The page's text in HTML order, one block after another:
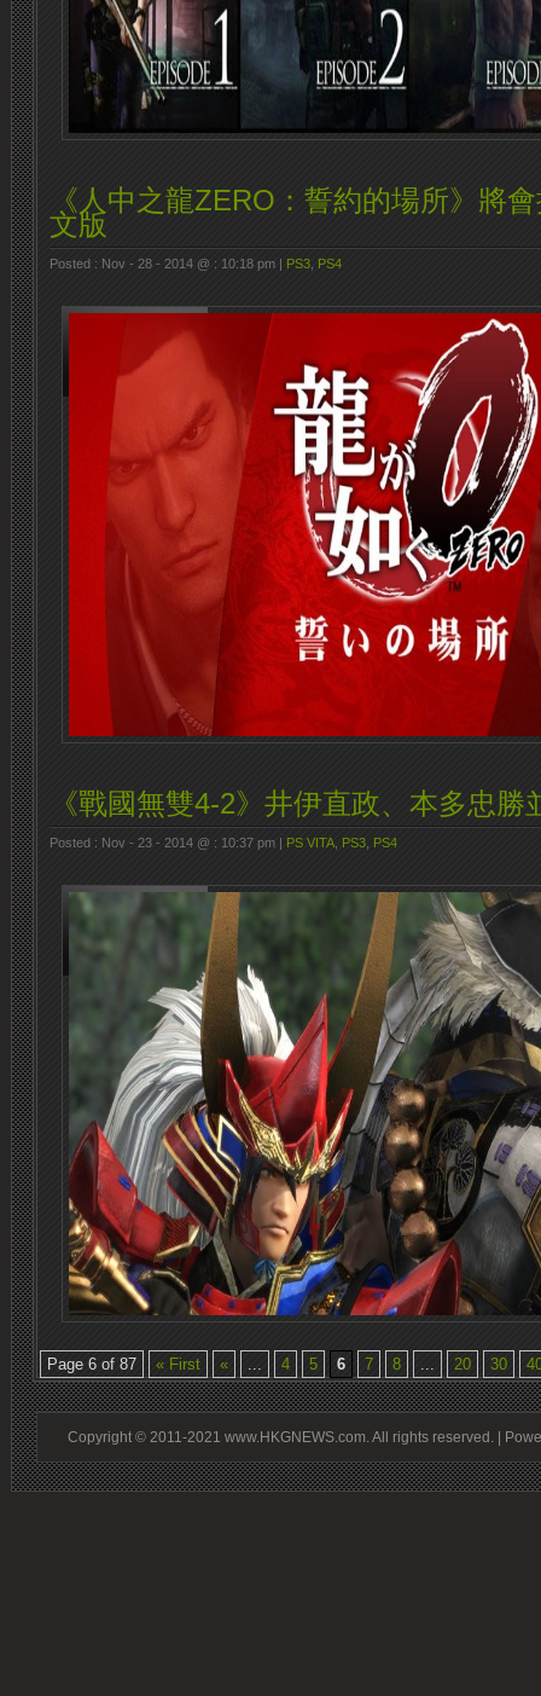
《人中之龍ZERO：誓約的場所》將
文版
Posted : Nov - 28 - 2014 @ : 10:18 pm | PS3 PS4
《戰國無雙4-2》井伊直政、本多忠勝
Posted : Nov - 23 - 2014 @ : 10:37 pm | PS VITA PS3 PS4
Page 6 of 87 « First « ... 4 5 6 7 8 ... 20 30
Copyright © 2011-2021 www.HKGNEWS.com. All rights reserved. |